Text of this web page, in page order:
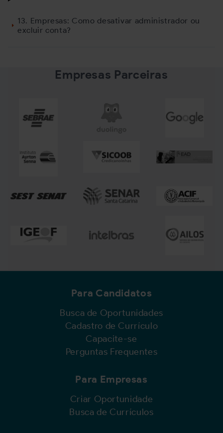
13. Empresas: Como desativar administrador ou
excluir conta?
Empresas Parceiras
Para Candidatos
Busca de Oportunidades
Cadastro de Currículo
Capacite-se
Perguntas Frequentes
Para Empresas
Criar Oportunidade
Busca de Currículos